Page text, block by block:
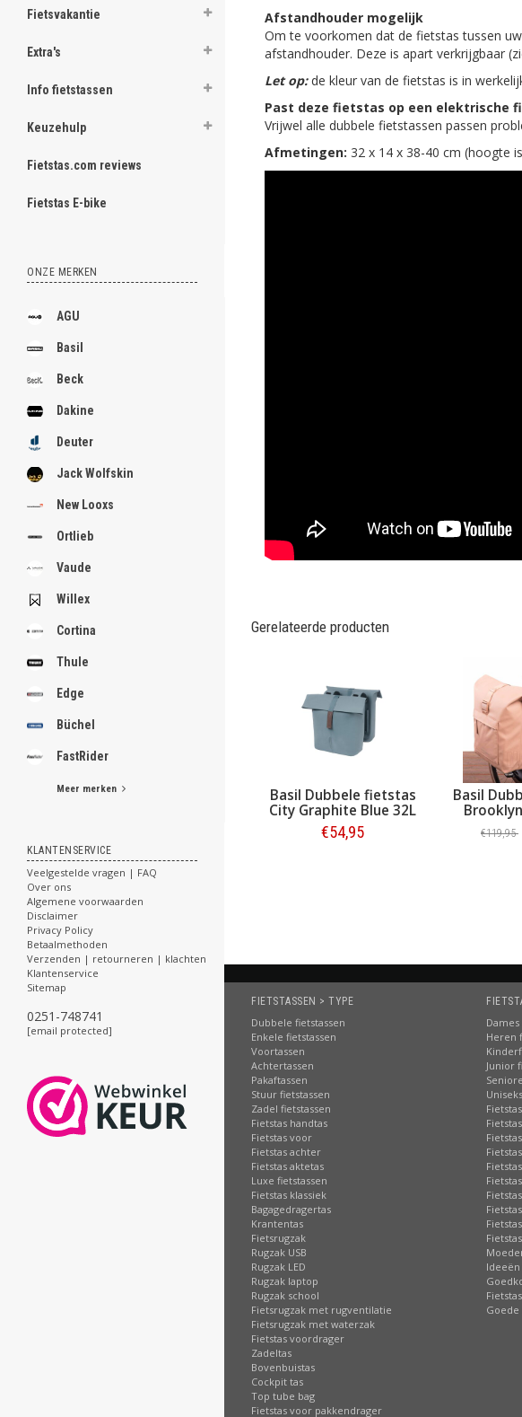
Fietsvakantie
Extra's
Info fietstassen
Keuzehulp
Fietstas.com reviews
Fietstas E-bike
ONZE MERKEN
AGU
Basil
Beck
Dakine
Deuter
Jack Wolfskin
New Looxs
Ortlieb
Vaude
Willex
Cortina
Thule
Edge
Büchel
FastRider
Meer merken
KLANTENSERVICE
Veelgestelde vragen | FAQ
Over ons
Algemene voorwaarden
Disclaimer
Privacy Policy
Betaalmethoden
Verzenden | retourneren | klachten
Klantenservice
Sitemap
0251-748741
[email protected]
.
.
.
.
.
.
.
.
.
.
.
.
Afstandhouder mogelijk
Om te voorkomen dat de fietstas tussen
afstandhouder. Deze is apart verkrijgbaar
Let op: de kleur van de fietstas is in
Past deze fietstas op een elektrische
Vrijwel alle dubbele fietstassen passen
Afmetingen: 32 x 14 x 38-40 cm (hoogte
Gerelateerde producten
Basil Dubbele fietstas
City Graphite Blue 32L
€54,95
Basil
€119,95
FIETSTASSEN > TYPE
Dubbele fietstassen
Enkele fietstassen
Voortassen
Achtertassen
Pakaftassen
Stuur fietstassen
Zadel fietstassen
Fietstas handtas
Fietstas voor
Fietstas achter
Fietstas aktetas
Luxe fietstassen
Fietstas klassiek
Bagagedragertas
Krantentas
Fietsrugzak
Rugzak USB
Rugzak LED
Rugzak laptop
Rugzak school
Fietsrugzak met rugventilatie
Fietsrugzak met waterzak
Fietstas voordrager
Zadeltas
Bovenbuistas
Cockpit tas
Top tube bag
Fietstas voor pakkendrager
Heren
Junior
Goede